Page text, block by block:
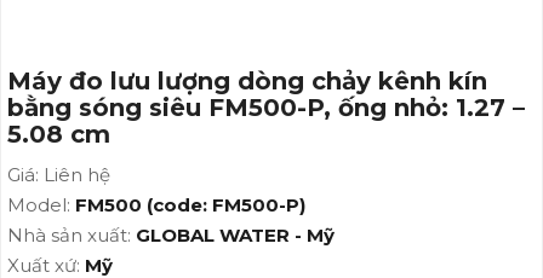
Máy đo lưu lượng dòng chảy kênh kín
bằng sóng siêu FM500-P, ống nhỏ: 1.27 –
5.08 cm
Giá: Liên hệ
Model: FM500 (code: FM500-P)
Nhà sản xuất: GLOBAL WATER - Mỹ
Xuất xứ: Mỹ